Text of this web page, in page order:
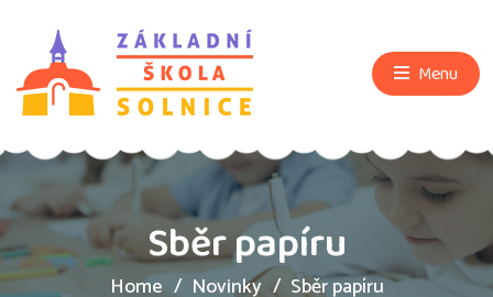
Menu
Sběr papíru
Home Novinky Sběr papíru